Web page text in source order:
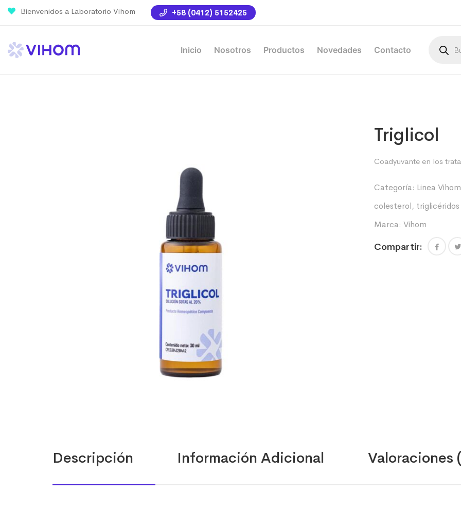
Bienvenidos a Laboratorio Vihom +58 (0412) 5152425
Inicio Nosotros Productos Novedades Contacto
Triglicol
Coadyuvante en los
Categoría: Linea Vihom
colesterol, triglicéridos
Marca: Vihom
Compartir:
Descripción Información Adicional Valoraciones